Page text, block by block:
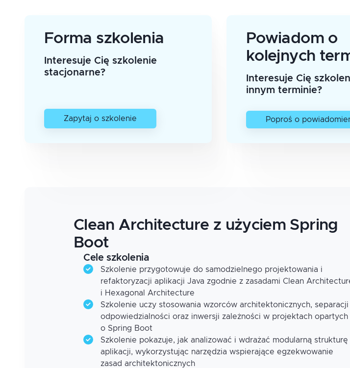
Forma szkolenia
Interesuje Cię szkolenie
stacjonarne?
Zapytaj o szkolenie
Powiadom o
kolejnych
Interesuje Cię
innym terminie?
Poproś o
Clean Architecture z użyciem Spring
Boot
Cele szkolenia
Szkolenie przygotowuje do samodzielnego projektowania i
refaktoryzacji aplikacji Java zgodnie z zasadami Clean
i Hexagonal Architecture
Szkolenie uczy stosowania wzorców architektonicznych, separacji
odpowiedzialności oraz inwersji zależności w projektach opartych
o Spring Boot
Szkolenie pokazuje, jak analizować i wdrażać modularną strukturę
aplikacji, wykorzystując narzędzia wspierające egzekwowanie
zasad architektonicznych